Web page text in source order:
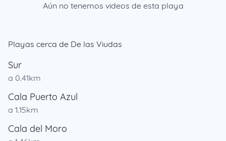
Aún no tenemos videos de esta playa
Playas cerca de De las Viudas
Sur
a 0.41km
Cala Puerto Azul
a 1.15km
Cala del Moro